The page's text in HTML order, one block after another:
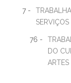
7 -
76 -
DO
ARTES